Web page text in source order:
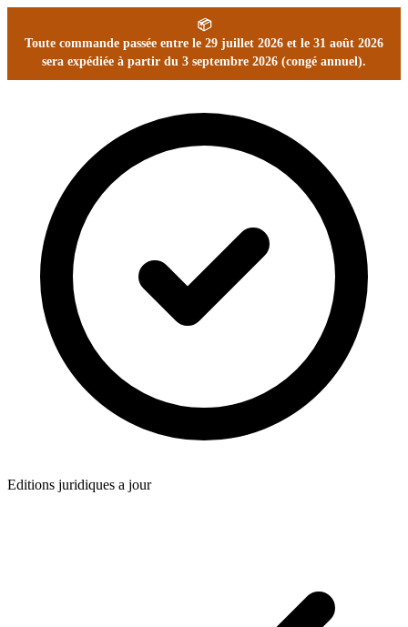
📦
Toute commande passée entre le 29 juillet 2026 et le 31 août 2026
sera expédiée à partir du 3 septembre 2026 (congé annuel).
Editions juridiques a jour